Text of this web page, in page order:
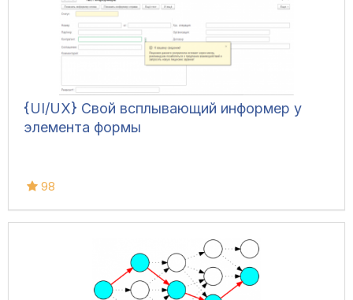
{UI/UX} Свой всплывающий информер у
элемента формы
98